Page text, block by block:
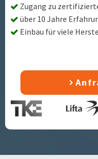
Zugang zu
über 10 Jahre
Einbau für viele